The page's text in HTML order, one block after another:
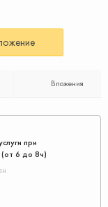
Вложения
при
(от 6 до 8ч)